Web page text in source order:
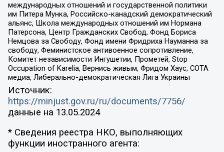
международных отношений и государственной политики
им Питера Мунка, Российско-канадский демократический
альянс, Школа международных отношений им Нормана
Патерсона, Центр Гражданских Свобод, Фонд Бориса
Немцова за Свободу, Фонд имени Фридриха Науманна за
свободу, Феминистское антивоенное сопротивление,
Комитет независимости Ингушетии, Прометей, Stop
Occupation of Karelia, Вернись живым, Фридом Хаус, СОТА
медиа, Либерально-демократическая Лига Украины
Источник:
https://minjust.gov.ru/ru/documents/7756/
данные на 13.05.2024
* Сведения реестра НКО, выполняющих
функции иностранного агента: